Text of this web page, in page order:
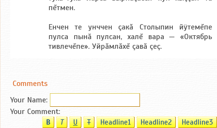
пĕтмен.
Енчен те унччен çакă Столыпин йÿтемĕпе
пулса пынă пулсан, халĕ вара — «Октябрь
тивлечĕпе». Уйрăмлăхĕ çавă çеç.
Comments
Your Name:
Your Comment:
B T U T Headline1 Headline2
Headline3